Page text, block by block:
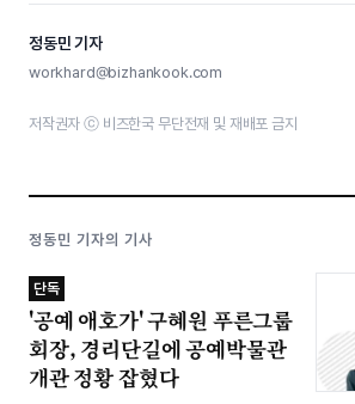
정동민 기자
workhard@bizhankook.com
저작권자 ⓒ 비즈한국 무단전재 및 재배포 금지
정동민 기자의 기사
단독
'공예 애호가' 구혜원 푸른그룹
회장, 경리단길에 공예박물관
개관 정황 잡혔다